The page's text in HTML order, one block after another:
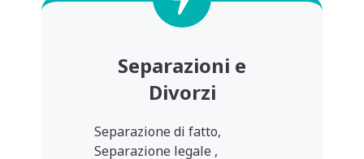
Separazioni e
Divorzi
Separazione di fatto,
Separazione legale ,